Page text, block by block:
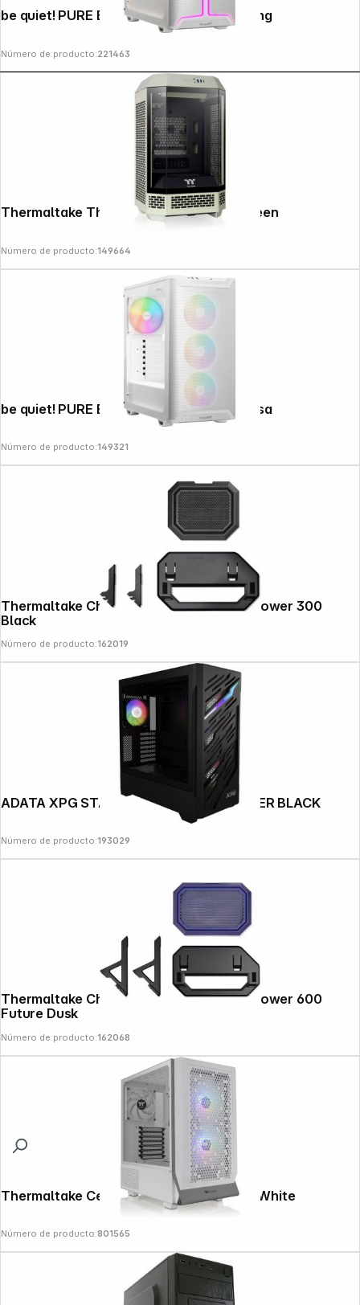
be quiet! PURE BASE 501 DX White housing
Número de producto:221463
Thermaltake The Tower 250 Matcha Green
Número de producto:149664
be quiet! PURE BASE 501 LX White carcasa
Número de producto:149321
Thermaltake Chassis Stand Kit for The Tower 300
Black
Número de producto:162019
ADATA XPG STARKER AIR BTF MID TOWER BLACK
Número de producto:193029
Thermaltake Chassis Stand Kit for The Tower 600
Future Dusk
Número de producto:162068
Thermaltake Ceres 300 TG ARGB Snow White
Número de producto:801565